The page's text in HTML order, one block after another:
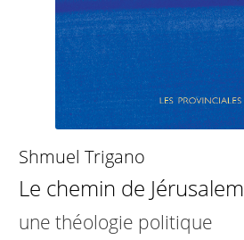
Shmuel Trigano
Le chemin de Jérusalem
une théologie politique